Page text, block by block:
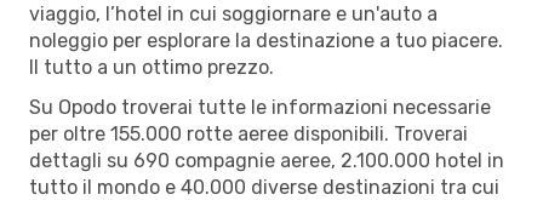
viaggio, l’hotel in cui soggiornare e un'auto a
noleggio per esplorare la destinazione a tuo piacere.
Il tutto a un ottimo prezzo.
Su Opodo troverai tutte le informazioni necessarie
per oltre 155.000 rotte aeree disponibili. Troverai
dettagli su 690 compagnie aeree, 2.100.000 hotel in
tutto il mondo e 40.000 diverse destinazioni tra cui